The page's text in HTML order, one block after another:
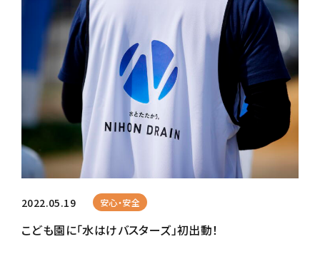
2022.05.19 安心・安全
こども園に「水はけバスターズ」初出動！